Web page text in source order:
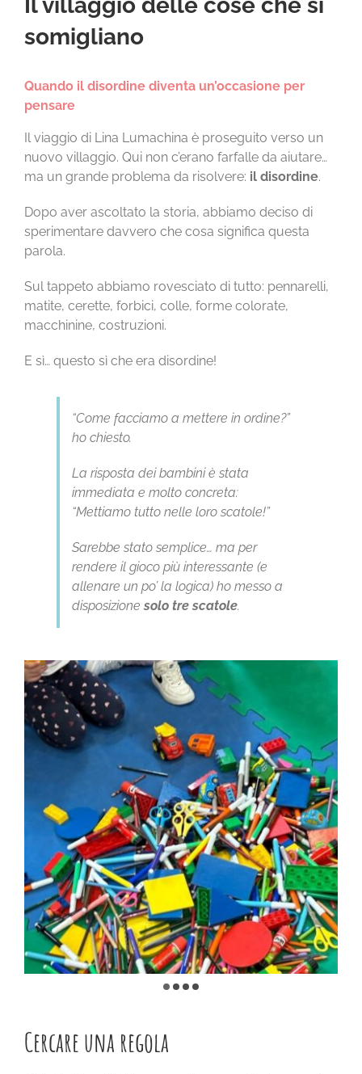
CHI SIAMO
LE NOSTRE ESPERIENZE
INFORMAZIONI E ISCRIZIONI
MODULISTICA
NEWS
somigliano
Quando il disordine diventa un’occasione per
pensare
Il viaggio di Lina Lumachina è proseguito verso un
nuovo villaggio. Qui non c’erano farfalle da aiutare…
ma un grande problema da risolvere: il disordine.
Dopo aver ascoltato la storia, abbiamo deciso di
sperimentare davvero che cosa significa questa
parola.
Sul tappeto abbiamo rovesciato di tutto: pennarelli,
matite, cerette, forbici, colle, forme colorate,
macchinine, costruzioni.
E sì… questo sì che era disordine!
“Come facciamo a mettere in ordine?”
ho chiesto.
La risposta dei bambini è stata
immediata e molto concreta:
“Mettiamo tutto nelle loro scatole!”
Sarebbe stato semplice… ma per
rendere il gioco più interessante (e
allenare un po’ la logica) ho messo a
disposizionesolo tre scatole.
Cercare una regola